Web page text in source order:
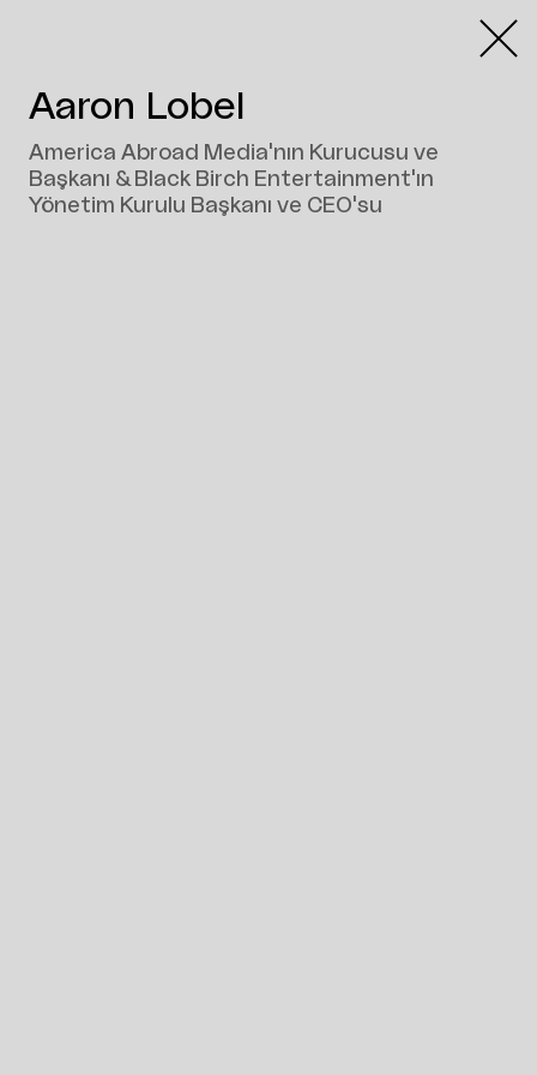
Aaron Lobel
America Abroad Media'nın Kurucusu ve
Başkanı & Black Birch Entertainment'ın
Yönetim Kurulu Başkanı ve CEO'su